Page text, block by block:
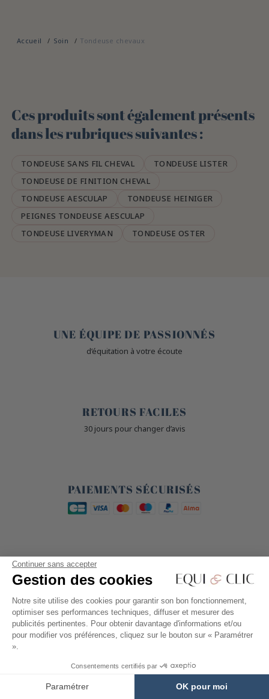
Continuer sans accepter
Gestion des cookies
Notre site utilise des cookies pour garantir son bon fonctionnement,
optimiser ses performances techniques, diffuser et mesurer des
publicités pertinentes. Pour obtenir davantage d'informations et/ou
pour modifier vos préférences, cliquez sur le bouton sur « Paramétrer
».
Consentements certifiés par
Paramétrer OK pour moi
Accueil Soin Tondeuse chevaux
Ces produits sont également présents
dans les rubriques suivantes :
TONDEUSE SANS FIL CHEVAL
TONDEUSE LISTER
TONDEUSE DE FINITION CHEVAL
TONDEUSE AESCULAP
TONDEUSE HEINIGER
PEIGNES TONDEUSE AESCULAP
TONDEUSE LIVERYMAN
TONDEUSE OSTER
UNE ÉQUIPE DE PASSIONNÉS
d’équitation à votre écoute
RETOURS FACILES
30 jours pour changer d’avis
PAIEMENTS SÉCURISÉS
LIVRAISON GRATUITE
à partir de 80 €
PRODUITS
NOTRE SOCIÉTÉ